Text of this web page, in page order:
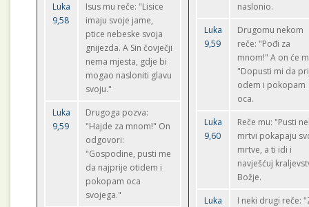
Luka
9,58
Isus mu reče: "Lisice
imaju svoje jame,
ptice nebeske svoja
gnijezda. A Sin čovječji
nema mjesta, gdje bi
mogao nasloniti glavu
svoju."
Luka
9,59
Drugoga pozva:
"Hajde za mnom!" On
odgovori:
"Gospodine, pusti me
da najprije otidem i
pokopam oca
svojega."
naslonio.
Luka
9,59
Drugomu nekom
reče: "Pođi za
mnom!" A on će
"Dopusti mi da
odem i pokopam
oca.
Luka
9,60
Reče mu: "Pusti
mrtvi pokapaju
mrtve, a ti idi i
navješćuj
Božje.
Luka
I neki drugi reče: